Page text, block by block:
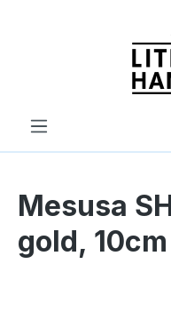
Mesusa
gold, 10cm